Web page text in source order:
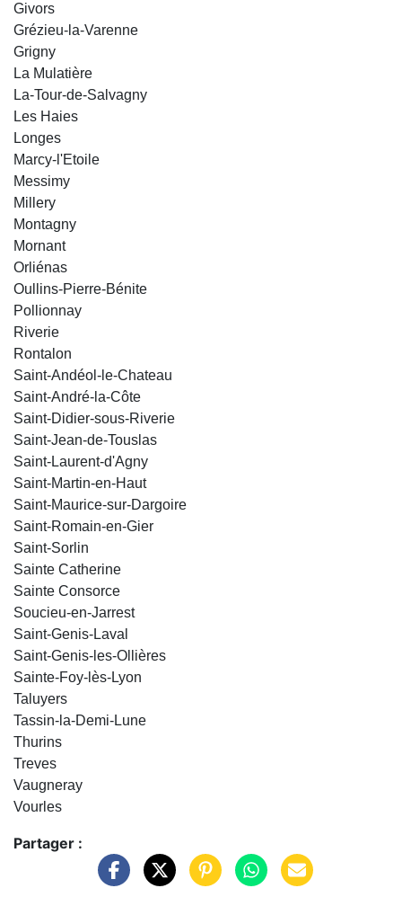
Givors
Grézieu-la-Varenne
Grigny
La Mulatière
La-Tour-de-Salvagny
Les Haies
Longes
Marcy-l'Etoile
Messimy
Millery
Montagny
Mornant
Orliénas
Oullins-Pierre-Bénite
Pollionnay
Riverie
Rontalon
Saint-Andéol-le-Chateau
Saint-André-la-Côte
Saint-Didier-sous-Riverie
Saint-Jean-de-Touslas
Saint-Laurent-d'Agny
Saint-Martin-en-Haut
Saint-Maurice-sur-Dargoire
Saint-Romain-en-Gier
Saint-Sorlin
Sainte Catherine
Sainte Consorce
Soucieu-en-Jarrest
Saint-Genis-Laval
Saint-Genis-les-Ollières
Sainte-Foy-lès-Lyon
Taluyers
Tassin-la-Demi-Lune
Thurins
Treves
Vaugneray
Vourles
Partager :